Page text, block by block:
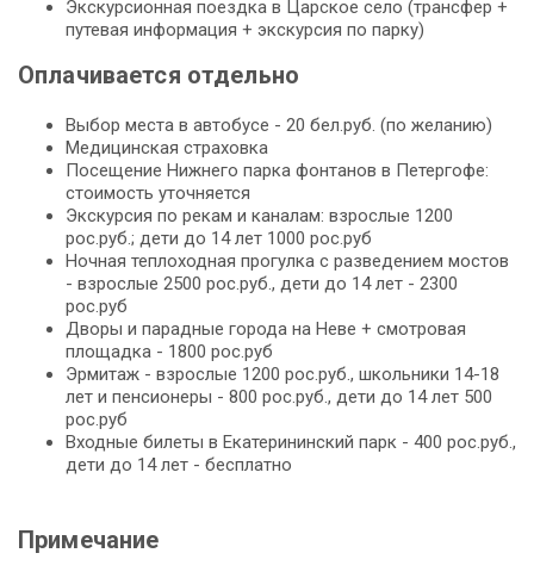
Экскурсионная поездка в Царское село (трансфер +
путевая информация + экскурсия по парку)
Оплачивается отдельно
Выбор места в автобусе - 20 бел.руб. (по желанию)
Медицинская страховка
Посещение Нижнего парка фонтанов в Петергофе:
стоимость уточняется
Экскурсия по рекам и каналам: взрослые 1200
рос.руб.; дети до 14 лет 1000 рос.руб
Ночная теплоходная прогулка с разведением мостов
- взрослые 2500 рос.руб., дети до 14 лет - 2300
рос.руб
Дворы и парадные города на Неве + смотровая
площадка - 1800 рос.руб
Эрмитаж - взрослые 1200 рос.руб., школьники 14-18
лет и пенсионеры - 800 рос.руб., дети до 14 лет 500
рос.руб
Входные билеты в Екатерининский парк - 400 рос.руб.,
дети до 14 лет - бесплатно
Примечание